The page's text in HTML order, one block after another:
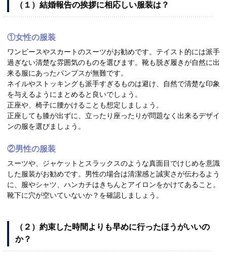
（１）結婚報告の挨拶に相応しい服装は？
①女性の服装
ワンピースやスカートのスーツがお勧めです。テイスト的には派手
過ぎない清楚な雰囲気のものを選びます。靴も脱ぎ履きが自然に出
来る服にあったパンプスが無難です。
ネイルやストッキングも派手すぎるものは避け、自然で清楚な印象
を与えるようにまとめると良いでしょう。
正座や、椅子に腰かけることも想定しましょう。
正座しても膝が出ずに、立ったり座ったりが問題なく出来るデザイ
ンの服を選びましょう。
②男性の服装
スーツや、ジャケットとスラックスのような真面目でけじめを意識
した服装がお勧めです。男性の場合は清潔感と誠実さが伝わるよう
に、服やシャツ、ハンカチはきちんとアイロンをかけてあること。
靴下に穴が空いていないか？を確認しましょう。
（２）約束した時間よりも早めに行ったほうがいいの
か？